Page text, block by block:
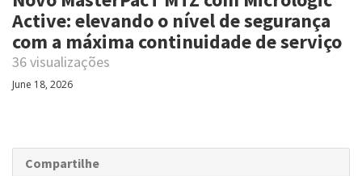
Active: elevando o nível de segurança
com a máxima continuidade de serviço
36 visualizações
June 18, 2026
Compartilhe